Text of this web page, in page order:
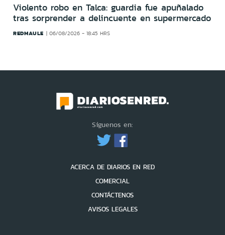
Violento robo en Talca: guardia fue apuñalado
tras sorprender a delincuente en supermercado
REDMAULE 06/08/2026 - 18:45 HRS
Síguenos en:
ACERCA DE DIARIOS EN RED
COMERCIAL
CONTÁCTENOS
AVISOS LEGALES